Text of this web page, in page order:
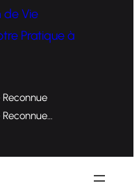
de Vie
Pratique à